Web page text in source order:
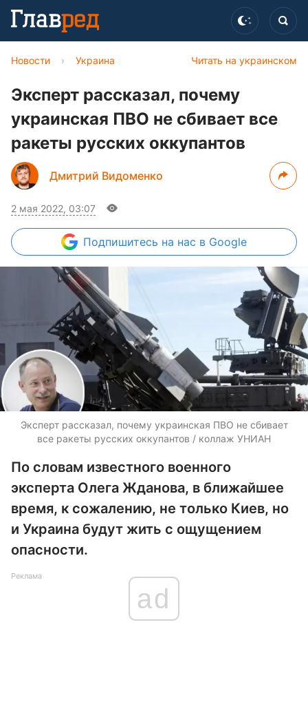
Читать на украинском
Новости › Украина
Эксперт рассказал, почему
украинская ПВО не сбивает все
ракеты русских оккупантов
Дмитрий Видоменко
2 мая 2022, 03:07
Подпишитесь на нас в Google
Эксперт рассказал, почему украинская ПВО не сбивает
все ракеты русских оккупантов / коллаж УНИАН
По словам известного военного
эксперта Олега Жданова, в ближайшее
время, к сожалению, не только Киев, но
и Украина будут жить с ощущением
опасности.
Реклама
ad